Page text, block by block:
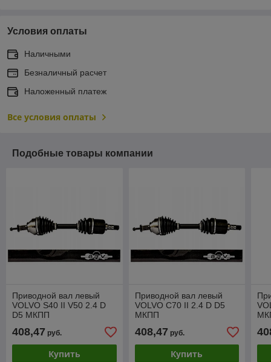
Условия оплаты
Наличными
Безналичный расчет
Наложенный платеж
Все условия оплаты
Подобные товары компании
Приводной вал левый
VOLVO S40 II V50 2.4 D
D5 МКПП
408,47 руб.
Купить
Приводной вал левый
VOLVO C70 II 2.4 D D5
МКПП
408,47 руб.
Купить